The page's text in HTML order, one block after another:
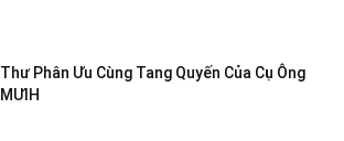
Thư Phân Ưu Cùng Tang Quyến Của Cụ Ông
MƯIH